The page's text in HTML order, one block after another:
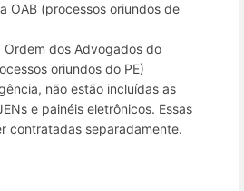
OAB (processos oriundos de
Ordem dos Advogados do
oriundos do PE)
não estão incluídas as
e painéis eletrônicos. Essas
contratadas separadamente.